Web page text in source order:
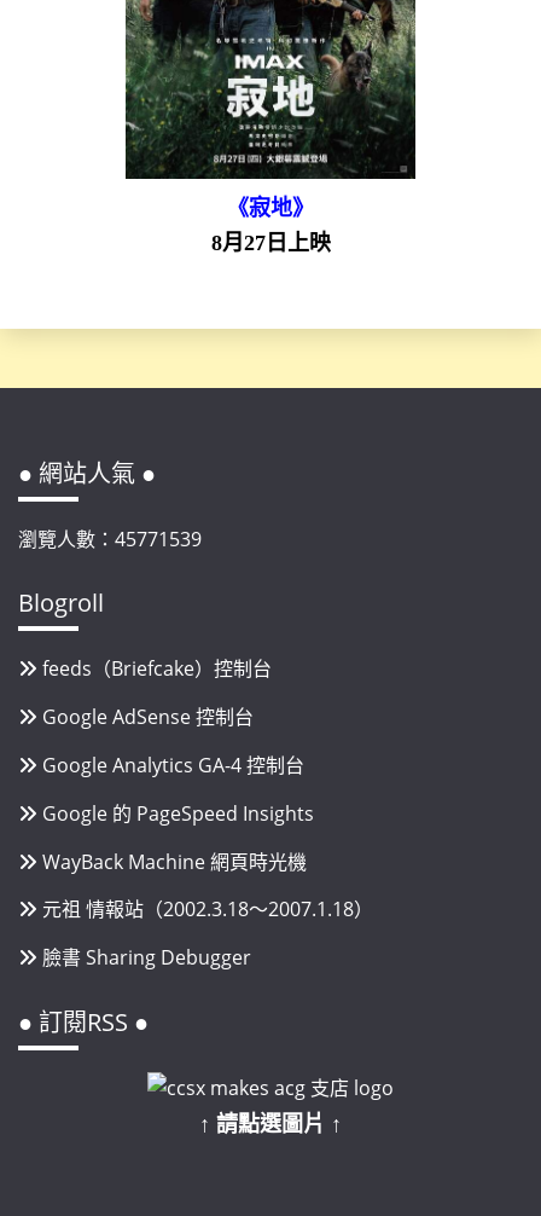
《寂地》
8月27日上映
● 網站人氣 ●
瀏覽人數：45771539
Blogroll
feeds（Briefcake）控制台
Google AdSense 控制台
Google Analytics GA-4 控制台
Google 的 PageSpeed Insights
WayBack Machine 網頁時光機
元祖 情報站（2002.3.18～2007.1.18）
臉書 Sharing Debugger
● 訂閱RSS ●
↑ 請點選圖片 ↑